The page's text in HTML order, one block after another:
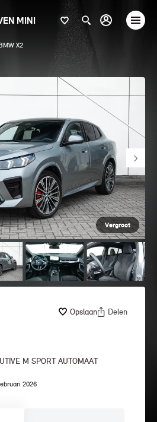
MINI
X2
Vergroot
Opslaan Delen
M SPORT AUTOMAAT
2026